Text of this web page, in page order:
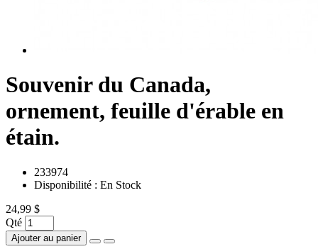
Souvenir du Canada,
ornement, feuille d'érable en
étain.
233974
Disponibilité : En Stock
24,99 $
Qté
Ajouter au panier